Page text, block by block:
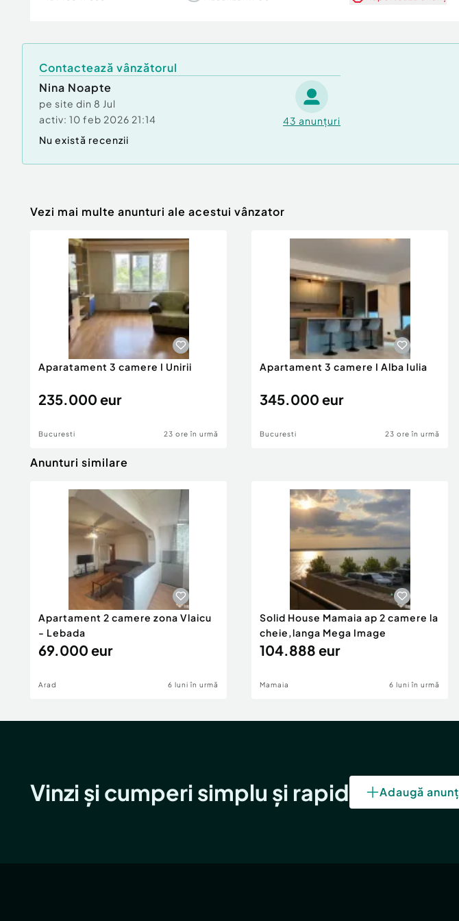
Contactează vânzătorul
Nina Noapte
pe site din 8 Jul
activ: 10 feb 2026 21:14 43 anunțuri
Nu există recenzii
Vezi mai multe anunturi ale acestui vânzator
Aparatament 3 camere I Unirii
235.000 eur
Bucuresti 23 ore în urmă
Apartament 3 camere I Alba Iulia
345.000 eur
Bucuresti 23 ore în urmă
Anunturi similare
Apartament 2 camere zona Vlaicu
- Lebada
69.000 eur
Arad 6 luni în urmă
Solid House Mamaia ap 2 camere la
cheie,langa Mega Image
104.888 eur
Mamaia 6 luni în urmă
Vinzi și cumperi simplu și rapid Adaugă anunț